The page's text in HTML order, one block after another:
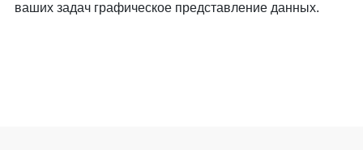
ваших задач графическое представление данных.